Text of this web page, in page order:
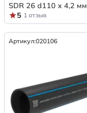
SDR 26 d110 х 4,2 мм
5 1 отзыв
Артикул:020106